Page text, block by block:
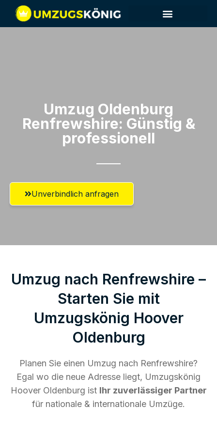
Umzug Oldenburg​
Renfrewshire: Günstig &
professionell​
Unverbindlich anfragen
Umzug nach Renfrewshire –
Starten Sie mit
Umzugskönig Hoover
Oldenburg
Planen Sie einen Umzug nach Renfrewshire?
Egal wo die neue Adresse liegt, Umzugskönig
Hoover Oldenburg ist Ihr zuverlässiger Partner
für nationale & internationale Umzüge.